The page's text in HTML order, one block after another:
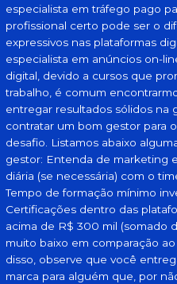
especialista em tráfego pago
profissional certo pode ser o
expressivos nas plataformas
especialista em anúncios on-
digital, devido a cursos que
trabalho, é comum
entregar resultados sólidos na
contratar um bom gestor para
desafio. Listamos abaixo
gestor: Entenda de marketing
diária (se necessária) com o
Tempo de formação mínimo
Certificações dentro das
acima de R$ 300 mil (somado
muito baixo em comparação
disso, observe que você
marca para alguém que, por